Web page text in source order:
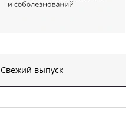
Свежий выпуск